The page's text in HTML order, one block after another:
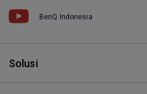
BenQ Indonesia
Solusi